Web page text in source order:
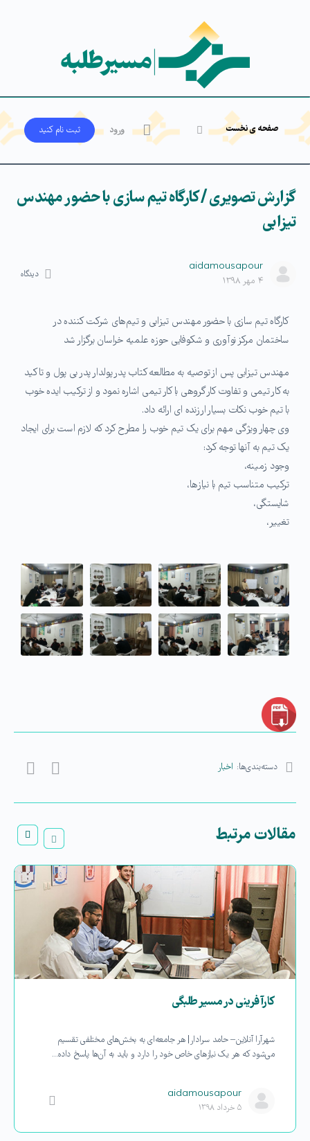
صفحه ی نخست ورود ثبت‌ نام کنید
گزارش تصویری / کارگاه تیم سازی با حضور مهندس
تیزابی
aidamousapour
۴ مهر ۱۳۹۸
دیدگاه
کارگاه تیم سازی با حضور مهندس تیزابی و تیم‌های شرکت کننده در
ساختمان مرکز نوآوری و شکوفایی حوزه علمیه خراسان برگزار شد
مهندس تیزابی پس از توصیه به مطالعه کتاب پدر پولدار پدر بی پول و تاکید
به کار تیمی و تفاوت کار گروهی با کار تیمی اشاره نمود و از ترکیب ایده خوب
با تیم خوب نکات بسیار ارزنده ای ارائه داد.
وی چهار ویژگی مهم برای یک تیم خوب را مطرح کرد که لازم است برای ایجاد
یک تیم به آنها توجه کرد:
وجود زمینه،
ترکیب متناسب تیم با نیازها،
شایستگی،
تغییر،
دسته‌بندی‌ها: اخبار
مقالات مرتبط
کارآفرینی در مسیر‌ طلبگی
شهرآرا آنلاین – حامد سرادار| هر جامعه‌ای به بخش‌های مختلفی تقسیم
می‌شود که هر یک نیازهای خاص خود را دارد و باید به آن‌ها پاسخ داده…
aidamousapour
۵ خرداد ۱۳۹۸